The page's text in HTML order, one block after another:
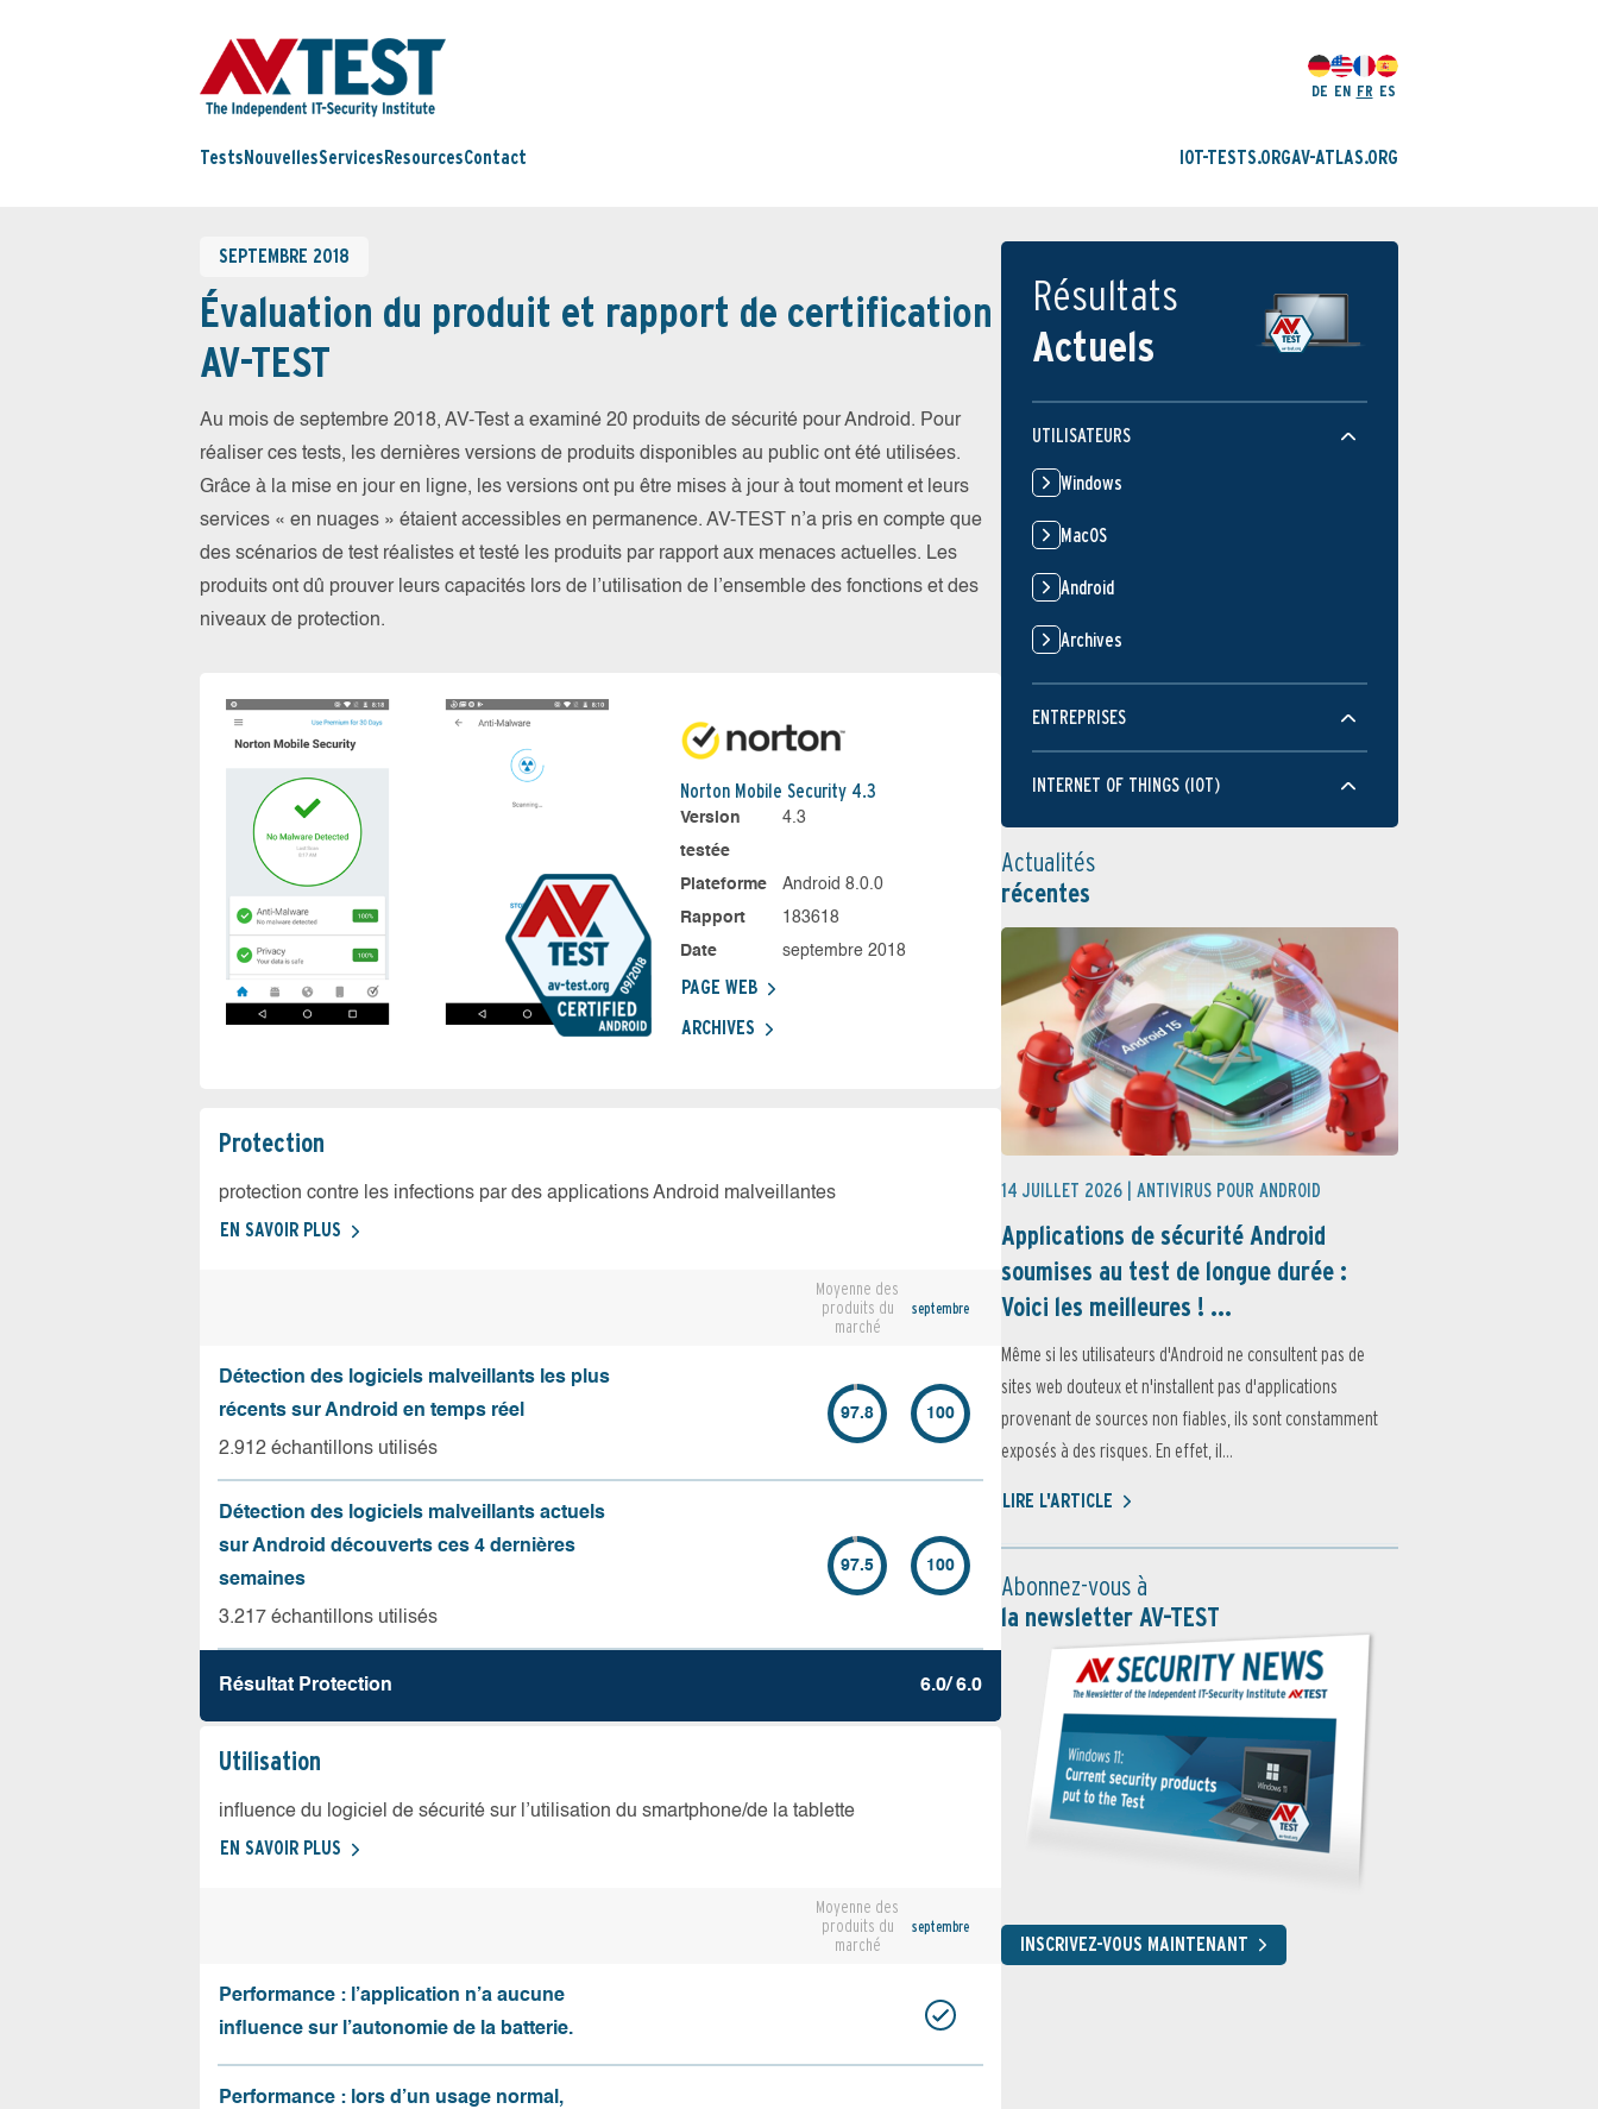
DE EN FR ES
Tests NouvellesServices ResourcesContact IOT-TESTS.ORGAV-ATLAS.ORG
SEPTEMBRE 2018
Évaluation du produit et rapport de certification
AV-TEST
Au mois de septembre 2018, AV-Test a examiné 20 produits de sécurité pour Android. Pour
réaliser ces tests, les dernières versions de produits disponibles au public ont été utilisées.
Grâce à la mise en jour en ligne, les versions ont pu être mises à jour à tout moment et leurs
services « en nuages » étaient accessibles en permanence. AV-TEST n’a pris en compte que
des scénarios de test réalistes et testé les produits par rapport aux menaces actuelles. Les
produits ont dû prouver leurs capacités lors de l’utilisation de l’ensemble des fonctions et des
niveaux de protection.
Norton Mobile Security 4.3
Version
testée
4.3
Plateforme
Android 8.0.0
Rapport
183618
Date
septembre 2018
PAGE WEB
ARCHIVES
Protection
protection contre les infections par des applications Android malveillantes
EN SAVOIR PLUS
Moyenne des
produits du
marché
septembre
Détection des logiciels malveillants les plus
récents sur Android en temps réel
2.912 échantillons utilisés
97.8 100
Détection des logiciels malveillants actuels
sur Android découverts ces 4 dernières
semaines
3.217 échantillons utilisés
97.5 100
Résultat Protection 6.0/ 6.0
Utilisation
influence du logiciel de sécurité sur l’utilisation du smartphone/de la tablette
EN SAVOIR PLUS
Moyenne des
produits du
marché
septembre
Performance : l’application n’a aucune
influence sur l’autonomie de la batterie.
Performance : lors d’un usage normal,
Résultats
Actuels
UTILISATEURS
Windows
MacOS
Android
Archives
ENTREPRISES
INTERNET OF THINGS (IOT)
Actualités
récentes
14 JUILLET 2026 | ANTIVIRUS POUR ANDROID
Applications de sécurité Android
soumises au test de longue durée :
Voici les meilleures ! ...
Même si les utilisateurs d'Android ne consultent pas de
sites web douteux et n'installent pas d'applications
provenant de sources non fiables, ils sont constamment
exposés à des risques. En effet, il...
LIRE L'ARTICLE
Abonnez-vous à
la newsletter AV-TEST
INSCRIVEZ-VOUS MAINTENANT